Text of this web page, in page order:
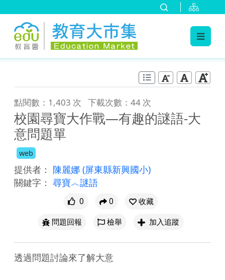
點閱數：1,403 次 下載次數：44 次
校園尋寶大作戰—有趣的謎語-大
意問題單
web
提供者： 陳麗娜 (屏東縣新興國小)
關鍵字： 尋寶︿謎語
0 0
收藏
問題回報
檢舉 加入追蹤
透過問題討論來了解大意